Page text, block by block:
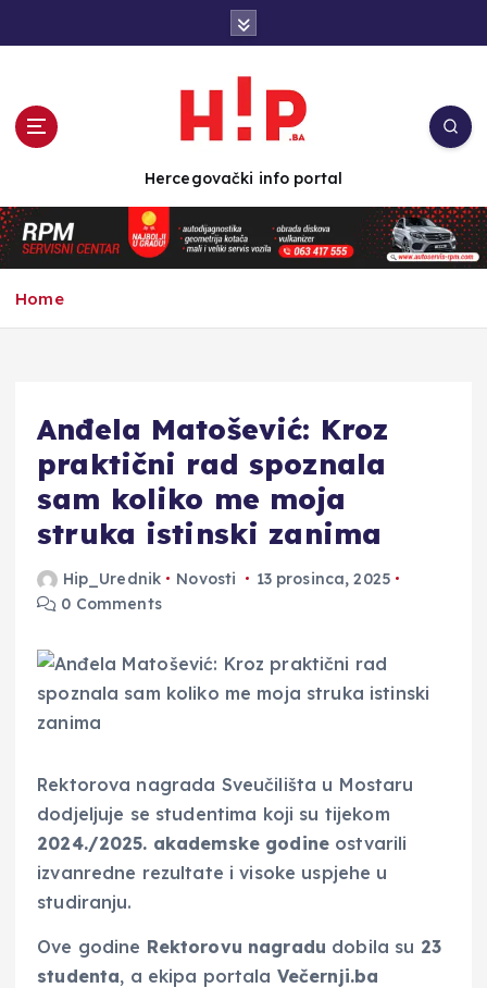
n
t
e
Hercegovački info portal
Home
Anđela Matošević: Kroz
praktični rad spoznala
sam koliko me moja
struka istinski zanima
Hip_Urednik Novosti
13 prosinca, 2025
0 Comments
Rektorova nagrada Sveučilišta u Mostaru
dodjeljuje se studentima koji su tijekom
2024./2025. akademske godine ostvarili
izvanredne rezultate i visoke uspjehe u
studiranju.
Ove godine Rektorovu nagradu dobila su 23
studenta, a ekipa portala Večernji.ba